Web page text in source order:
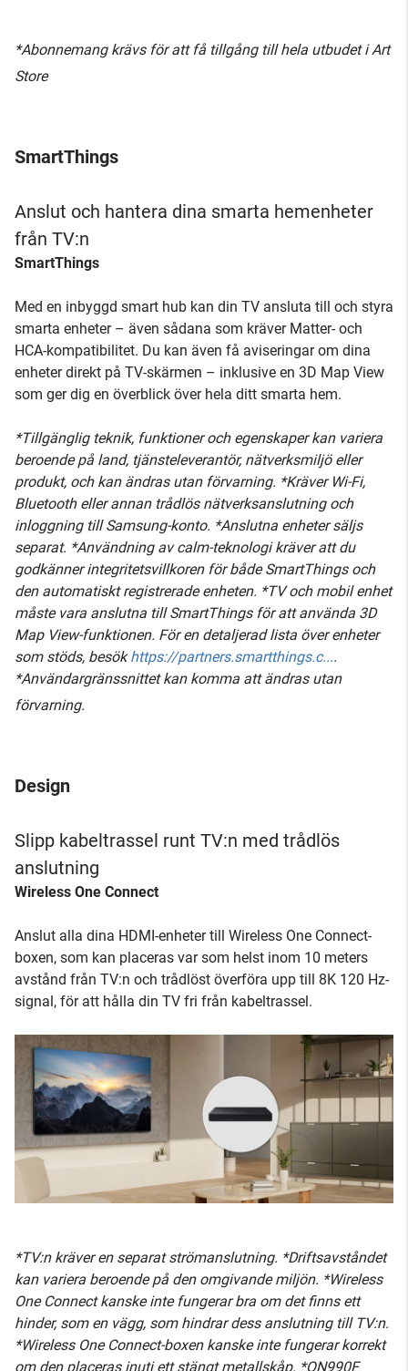
*Abonnemang krävs för att få tillgång till hela utbudet i Art
Store
SmartThings
Anslut och hantera dina smarta hemenheter
från TV:n
SmartThings
Med en inbyggd smart hub kan din TV ansluta till och styra
smarta enheter – även sådana som kräver Matter- och
HCA-kompatibilitet. Du kan även få aviseringar om dina
enheter direkt på TV-skärmen – inklusive en 3D Map View
som ger dig en överblick över hela ditt smarta hem.
*Tillgänglig teknik, funktioner och egenskaper kan variera
beroende på land, tjänsteleverantör, nätverksmiljö eller
produkt, och kan ändras utan förvarning. *Kräver Wi-Fi,
Bluetooth eller annan trådlös nätverksanslutning och
inloggning till Samsung-konto. *Anslutna enheter säljs
separat. *Användning av calm-teknologi kräver att du
godkänner integritetsvillkoren för både SmartThings och
den automatiskt registrerade enheten. *TV och mobil enhet
måste vara anslutna till SmartThings för att använda 3D
Map View-funktionen. För en detaljerad lista över enheter
som stöds, besökhttps://partners.smartthings.c....
*Användargränssnittet kan komma att ändras utan
förvarning.
Design
Slipp kabeltrassel runt TV:n med trådlös
anslutning
Wireless One Connect
Anslut alla dina HDMI-enheter till Wireless One Connect-
boxen, som kan placeras var som helst inom 10 meters
avstånd från TV:n och trådlöst överföra upp till 8K 120 Hz-
signal, för att hålla din TV fri från kabeltrassel.
*TV:n kräver en separat strömanslutning. *Driftsavståndet
kan variera beroende på den omgivande miljön. *Wireless
One Connect kanske inte fungerar bra om det finns ett
hinder, som en vägg, som hindrar dess anslutning till TV:n.
*Wireless One Connect-boxen kanske inte fungerar korrekt
om den placeras inuti ett stängt metallskåp. *QN990F